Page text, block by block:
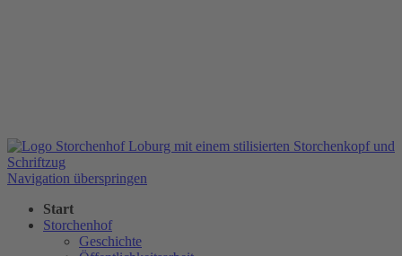
Navigation überspringen
Start
Storchenhof
Geschichte